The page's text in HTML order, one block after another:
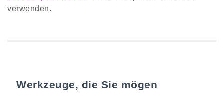
verwenden.
Werkzeuge, die Sie mögen